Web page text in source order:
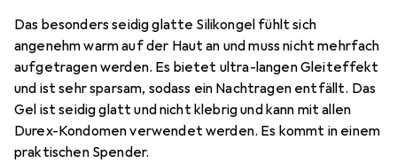
Das besonders seidig glatte Silikongel fühlt sich
angenehm warm auf der Haut an und muss nicht mehrfach
aufgetragen werden. Es bietet ultra-langen Gleiteffekt
und ist sehr sparsam, sodass ein Nachtragen entfällt. Das
Gel ist seidig glatt und nicht klebrig und kann mit allen
Durex-Kondomen verwendet werden. Es kommt in einem
praktischen Spender.